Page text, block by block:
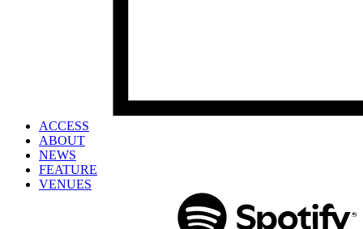
ACCESS
ABOUT
NEWS
FEATURE
VENUES